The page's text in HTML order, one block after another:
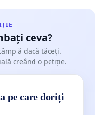
ceva?
dacă tăceți.
creând o petiție.
pe care doriți